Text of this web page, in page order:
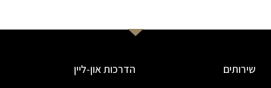
שירותים הדרכות און-ליין